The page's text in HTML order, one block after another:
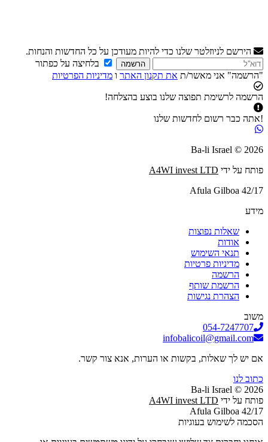
הירשם לניוזלטר שלנו כדי להיות מעודכן על כל החדשות והנחות.
הרשמה
בלחיצה על כפתור
"הרשמה" אני מאשר/ת את תקנון האתר ו מדיניות הפרטיות
הרשמה לרשימת תפוצה שלנו בוצע בהצלחה!
!אתה כבר רשום לחדשות שלנו
2026 © Ba-li Israel
פותח על ידי A4WI invest LTD
Afula Gilboa 42/17
מידע
שאלות נפוצות
אודות
תנאי השימוש
מדיניות פרטיות
הרשמה
הרשמת שותף
הצהרת נגישות
משוב
054-7247707
infobalicoil@gmail.com
אם יש לך שאלות, בקשות או הערות, אנא צור קשר.
כתוב לנו
2026 © Ba-li Israel
פותח על ידי A4WI invest LTD
Afula Gilboa 42/17
הסכמה לשימוש בעוגיות